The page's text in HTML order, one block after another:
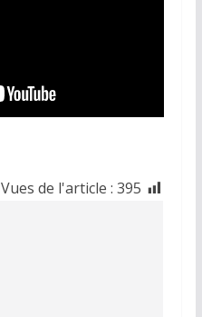
Vues de l'article : 395